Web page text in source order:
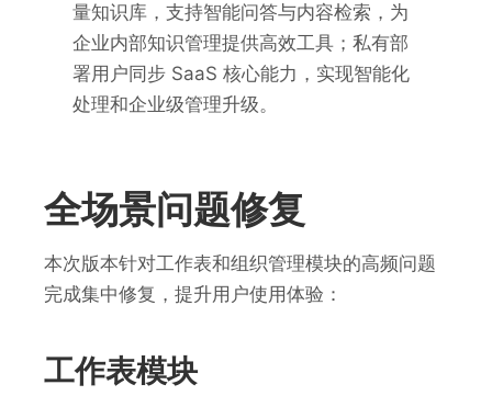
量知识库，支持智能问答与内容检索，为
企业内部知识管理提供高效工具；私有部
署用户同步 SaaS 核心能力，实现智能化
处理和企业级管理升级。
全场景问题修复
本次版本针对工作表和组织管理模块的高频问题
完成集中修复，提升用户使用体验：
工作表模块